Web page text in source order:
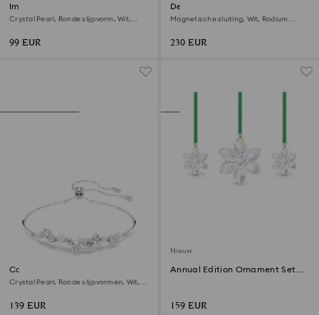
Imber armband
Crystal Pearl, Ronde slijpvorm, Wit,
99 EUR
Dextera armband
Magnetische sluiting, Wit, Rodium
230 EUR
Constella armband
Crystal Pearl, Ronde slijpvormen, Wit,
139 EUR
Nieuw
Annual Edition Ornament Set
159 EUR